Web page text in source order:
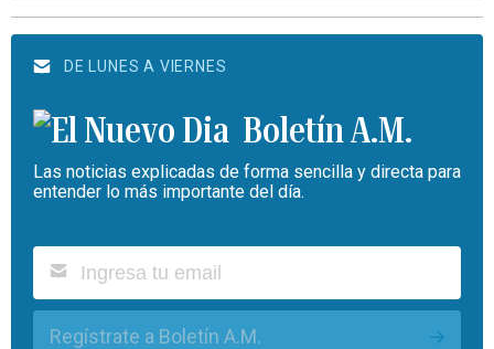
DE LUNES A VIERNES
Boletín A.M.
Las noticias explicadas de forma sencilla y directa para
entender lo más importante del día.
Regístrate a Boletín A.M.